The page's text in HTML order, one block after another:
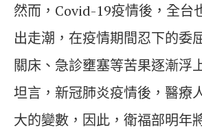
然而，Covid-19疫情後，全台
出走潮，在疫情期間忍下的委
關床、急診壅塞等苦果逐漸浮
坦言，新冠肺炎疫情後，醫療
大的變數，因此，衛福部明年